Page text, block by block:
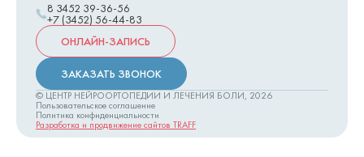
8 3452 39-36-56
+7 (3452) 56-44-83
ОНЛАЙН-ЗАПИСЬ
ЗАКАЗАТЬ ЗВОНОК
© ЦЕНТР НЕЙРООРТОПЕДИИ И ЛЕЧЕНИЯ БОЛИ, 2026
Пользовательское соглашение
Политика конфиденциальности
Разработка и продвижение сайтов TRAFF